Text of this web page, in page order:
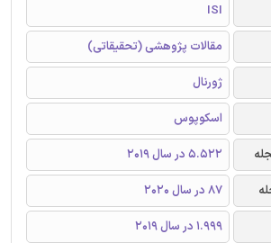
ISI
مقالات پژوهشی (تحقیقاتی)
ژورنال
اسکوپوس
5.522 در سال 2019
87 در سال 2020
1.999 در سال 2019